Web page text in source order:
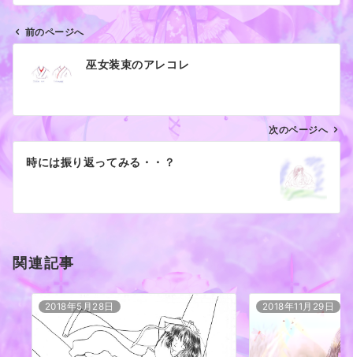
投
ビ
ン
前のページへ
巫女装束のアレコレ
次のページへ
時には振り返ってみる・・？
関連記事
2018年5月28日 2018年11月29日